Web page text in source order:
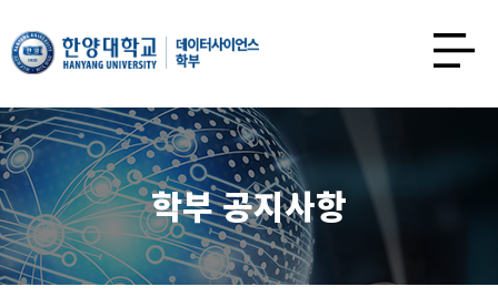
한양대학교
데이터사이언스학과
열기
학부 공지사항